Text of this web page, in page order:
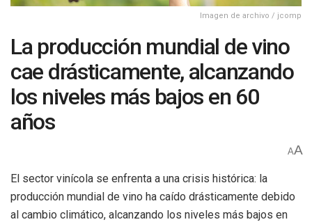
Imagen de archivo / jcomp
La producción mundial de vino
cae drásticamente, alcanzando
los niveles más bajos en 60
años
AA
El sector vinícola se enfrenta a una crisis histórica: la
producción mundial de vino ha caído drásticamente debido
al cambio climático, alcanzando los niveles más bajos en